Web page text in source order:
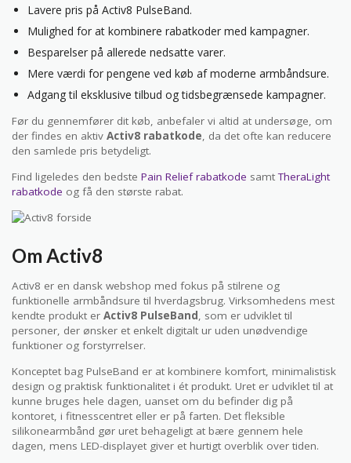
Lavere pris på Activ8 PulseBand.
Mulighed for at kombinere rabatkoder med kampagner.
Besparelser på allerede nedsatte varer.
Mere værdi for pengene ved køb af moderne armbåndsure.
Adgang til eksklusive tilbud og tidsbegrænsede kampagner.
Før du gennemfører dit køb, anbefaler vi altid at undersøge, om
der findes en aktiv Activ8 rabatkode, da det ofte kan reducere
den samlede pris betydeligt.
Find ligeledes den bedste Pain Relief rabatkode samtTheraLight
rabatkode og få den største rabat.
Om Activ8
Activ8 er en dansk webshop med fokus på stilrene og
funktionelle armbåndsure til hverdagsbrug. Virksomhedens mest
kendte produkt er Activ8 PulseBand, som er udviklet til
personer, der ønsker et enkelt digitalt ur uden unødvendige
funktioner og forstyrrelser.
Konceptet bag PulseBand er at kombinere komfort, minimalistisk
design og praktisk funktionalitet i ét produkt. Uret er udviklet til at
kunne bruges hele dagen, uanset om du befinder dig på
kontoret, i fitnesscentret eller er på farten. Det fleksible
silikonearmbånd gør uret behageligt at bære gennem hele
dagen, mens LED-displayet giver et hurtigt overblik over tiden.